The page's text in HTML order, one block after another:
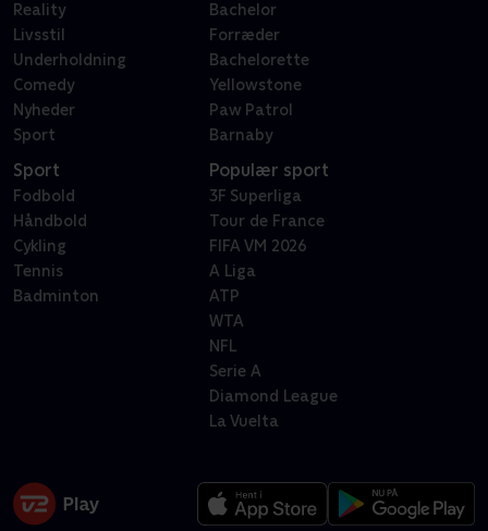
Reality
Livsstil
Underholdning
Comedy
Nyheder
Sport
Bachelor
Forræder
Bachelorette
Yellowstone
Paw Patrol
Barnaby
Sport
Fodbold
Håndbold
Cykling
Tennis
Badminton
Populær sport
3F Superliga
Tour de France
FIFA VM 2026
A Liga
ATP
WTA
NFL
Serie A
Diamond League
La Vuelta